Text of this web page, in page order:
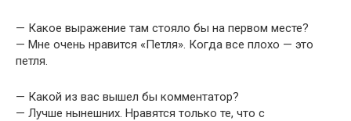
— Какое выражение там стояло бы на первом месте?
— Мне очень нравится «Петля». Когда все плохо — это
петля.
— Какой из вас вышел бы комментатор?
— Лучше нынешних. Нравятся только те, что с